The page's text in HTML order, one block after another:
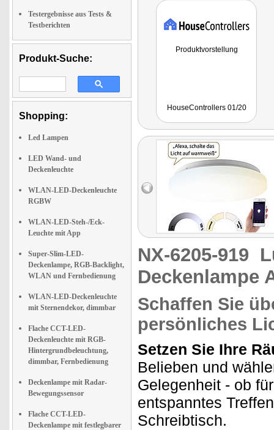
Testergebnisse aus Tests &
Testberichten
Produkt-Suche:
Shopping:
Led Lampen
LED Wand- und
Deckenleuchte
WLAN-LED-Deckenleuchte
RGBW
WLAN-LED-Steh-/Eck-
Leuchte mit App
Super-Slim-LED-
Deckenlampe, RGB-Backlight,
WLAN und Fernbedienung
WLAN-LED-Deckenleuchte
mit Sternendekor, dimmbar
Flache CCT-LED-
Deckenleuchte mit RGB-
Hintergrundbeleuchtung,
dimmbar, Fernbedienung
Deckenlampe mit Radar-
Bewegungssensor
Flache CCT-LED-
Deckenlampe mit festlegbarer
Produktvorstellung
HouseControllers 01/20
NX-6205-919
Deckenlampe
Schaffen Sie
persönliches
Setzen Sie Ihre
Belieben und
Gelegenheit - ob
entspanntes
Schreibtisch.